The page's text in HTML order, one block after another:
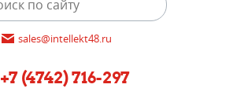
sales@intellekt48.ru
+7 (4742) 716-297